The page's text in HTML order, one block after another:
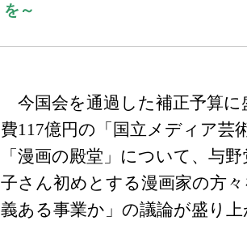
を～
今国会を通過した補正予算に
費117億円の「国立メディア芸
「漫画の殿堂」について、与
子さん初めとする漫画家の方
義ある事業か」の議論が盛り